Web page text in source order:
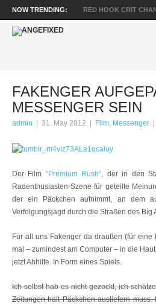
NOW TRENDING: RED HOOK CRIT
FAKENGER
MESSENGER SEIN
admin 31. May 2012 Film, Messenger
Der Film “Premium Rush”, der in den
Radenthusiasten-Szene für geteilte
der ein Päckchen aufnimmt, an dem
Verfolgungsjagd durch die Straßen des Big
Für all uns Fakenger da draußen (für
mal – zumindest am Computer – in die
jetzt Abhilfe. In Form eines Spiels.
Ich selbst hab es nicht gezockt, ich
Zeitungen halt Päckchen ausliefern